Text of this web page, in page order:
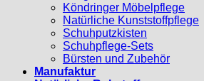
Köndringer Möbelpflege
Natürliche Kunststoffpflege
Schuhputzkisten
Schuhpflege-Sets
Bürsten und Zubehör
Manufaktur